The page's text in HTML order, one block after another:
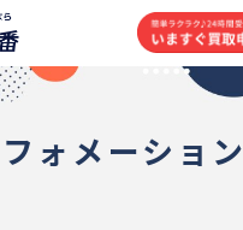
ォメーション